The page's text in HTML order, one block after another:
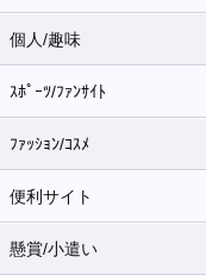
個人/趣味
ｽﾎﾟｰﾂ/ﾌｧﾝｻｲﾄ
ﾌｧｯｼｮﾝ/ｺｽﾒ
便利サイト
懸賞/小遣い